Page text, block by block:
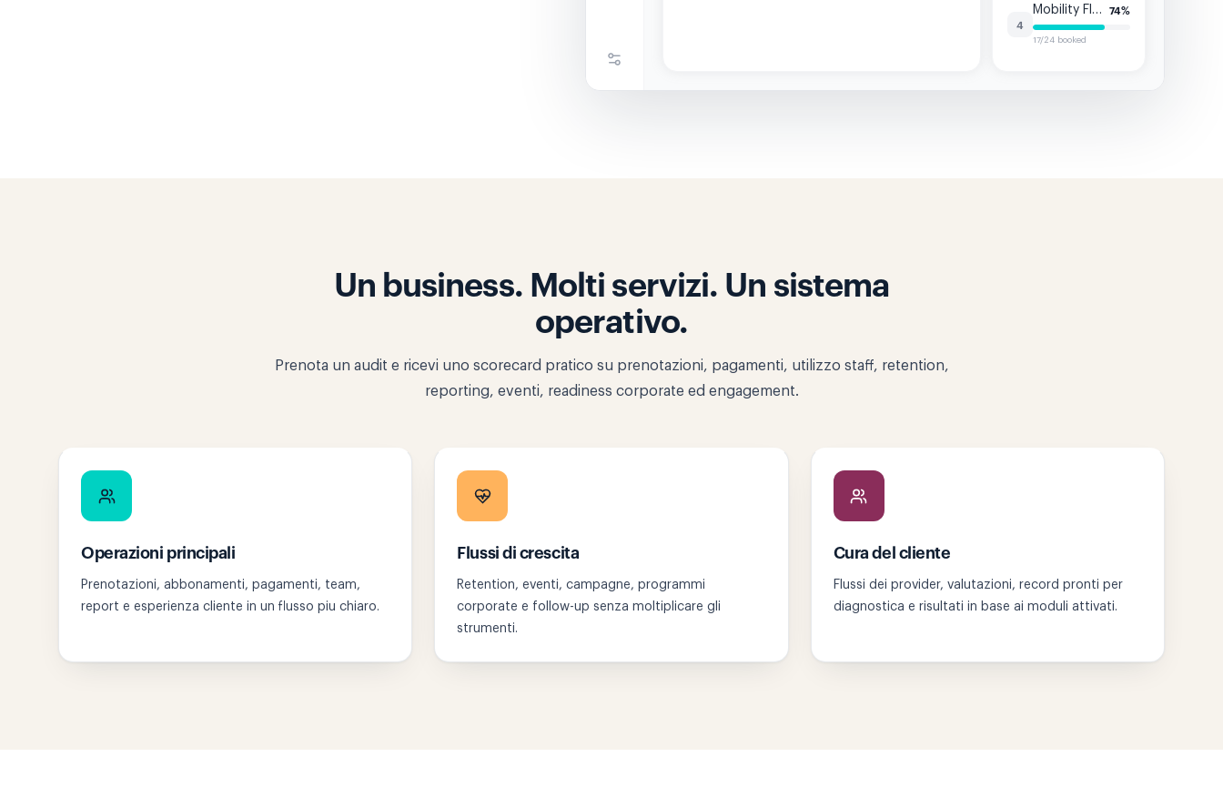
4
Mobility Flow 74%
17/24 booked
Un business. Molti servizi. Un sistema
operativo.
Prenota un audit e ricevi uno scorecard pratico su prenotazioni, pagamenti, utilizzo staff, retention,
reporting, eventi, readiness corporate ed engagement.
Operazioni principali
Prenotazioni, abbonamenti, pagamenti, team,
report e esperienza cliente in un flusso piu chiaro.
Flussi di crescita
Retention, eventi, campagne, programmi
corporate e follow-up senza moltiplicare gli
strumenti.
Cura del cliente
Flussi dei provider, valutazioni, record pronti per
diagnostica e risultati in base ai moduli attivati.